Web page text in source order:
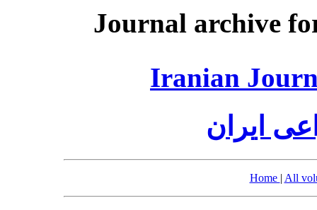
Journal archive
Iranian
ایران
Home | All